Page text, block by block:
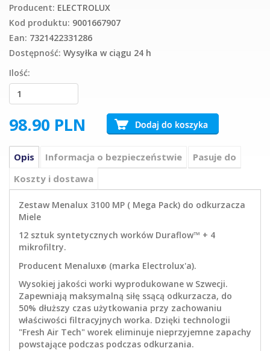
Producent: ELECTROLUX
Kod produktu: 9001667907
Ean: 7321422331286
Dostępność: Wysyłka w ciągu 24 h
Ilość:
98.90 PLN
Opis Informacja o bezpieczeństwie
Pasuje do
Koszty i dostawa
Zestaw Menalux 3100 MP ( Mega Pack) do odkurzacza
Miele
12 sztuk syntetycznych worków Duraflow™ + 4
mikrofiltry.
Producent Menalux® (marka Electrolux'a).
Wysokiej jakości worki wyprodukowane w Szwecji.
Zapewniają maksymalną siłę ssącą odkurzacza, do
50% dłuższy czas użytkowania przy zachowaniu
właściwości filtracyjnych worka. Dzięki technologii
"Fresh Air Tech" worek eliminuje nieprzyjemne zapachy
powstające podczas podczas odkurzania.